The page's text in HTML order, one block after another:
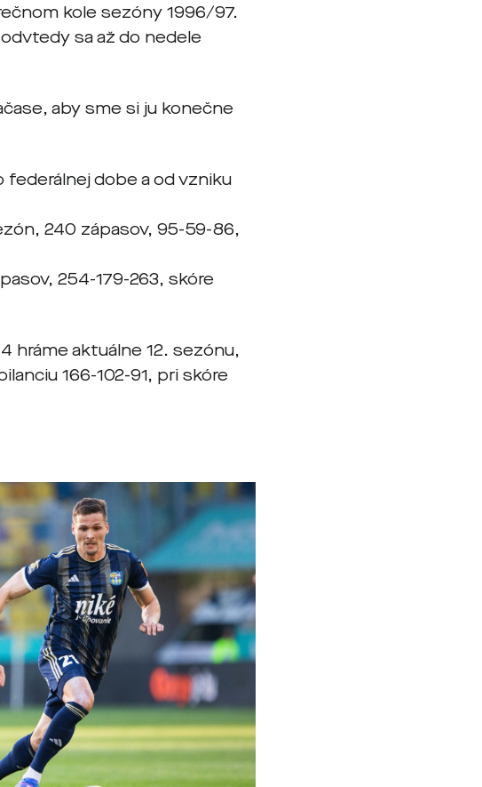
kole sezóny 1996/97.
sa až do nedele
aby sme si ju konečne
federálnej dobe a od vzniku
240 zápasov, 95-59-86,
254-179-263, skóre
hráme aktuálne 12. sezónu,
166-102-91, pri skóre